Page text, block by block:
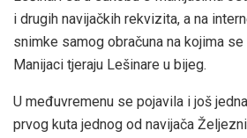
i drugih navijačkih rekvizita, a na
snimke samog obračuna na kojima
Manijaci tjeraju Lešinare u bijeg.
U međuvremenu se pojavila i još
prvog kuta jednog od navijača